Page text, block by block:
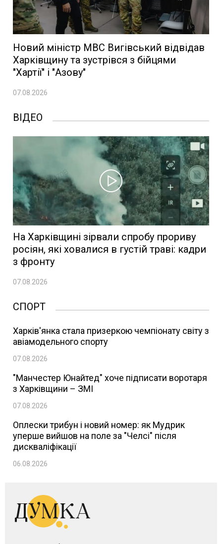
Новий міністр МВС Вигівський відвідав
Харківщину та зустрівся з бійцями
"Хартії" і "Азову"
07.08.2026
ВІДЕО
На Харківщині зірвали спробу прориву
росіян, які ховалися в густій траві: кадри
з фронту
07.08.2026
СПОРТ
Харків'янка стала призеркою чемпіонату світу з
авіамодельного спорту
07.08.2026
"Манчестер Юнайтед" хоче підписати воротаря
з Харківщини – ЗМІ
07.08.2026
Оплески трибун і новий номер: як Мудрик
уперше вийшов на поле за "Челсі" після
дискваліфікації
06.08.2026